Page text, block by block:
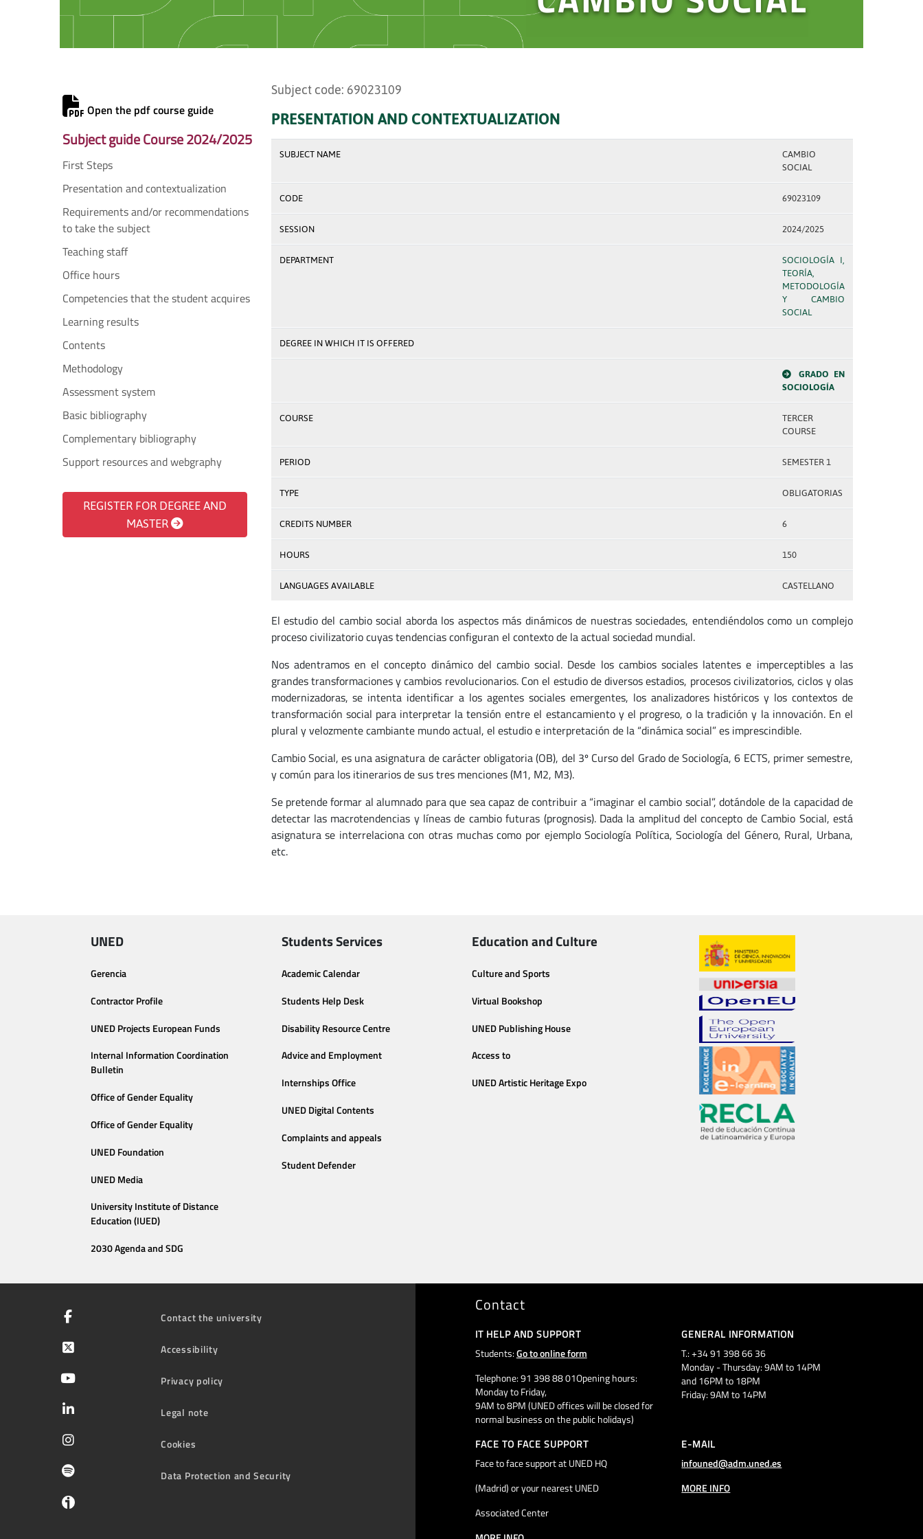
Open the pdf course guide
Subject guide Course 2024/2025
First Steps
Presentation and contextualization
Requirements and/or recommendations
to take the subject
Teaching staff
Office hours
Competencies that the student acquires
Learning results
Contents
Methodology
Assessment system
Basic bibliography
Complementary bibliography
Support resources and webgraphy
REGISTER FOR DEGREE AND
MASTER
Subject code: 69023109
PRESENTATION AND CONTEXTUALIZATION
SUBJECT NAME
CAMBIO
SOCIAL
CODE 69023109
SESSION 2024/2025
DEPARTMENT
SOCIOLOGÍA I,
TEORÍA,
METODOLOGÍA
Y CAMBIO
SOCIAL
DEGREE IN WHICH IT IS OFFERED
GRADO EN
SOCIOLOGÍA
COURSE
TERCER
COURSE
PERIOD SEMESTER 1
TYPE OBLIGATORIAS
CREDITS NUMBER 6
HOURS 150
LANGUAGES AVAILABLE CASTELLANO
El estudio del cambio social aborda los aspectos más dinámicos de nuestras sociedades, entendiéndolos como un complejo
proceso civilizatorio cuyas tendencias configuran el contexto de la actual sociedad mundial.
Nos adentramos en el concepto dinámico del cambio social. Desde los cambios sociales latentes e imperceptibles a las
grandes transformaciones y cambios revolucionarios. Con el estudio de diversos estadios, procesos civilizatorios, ciclos y olas
modernizadoras, se intenta identificar a los agentes sociales emergentes, los analizadores históricos y los contextos de
transformación social para interpretar la tensión entre el estancamiento y el progreso, o la tradición y la innovación. En el
plural y velozmente cambiante mundo actual, el estudio e interpretación de la “dinámica social” es imprescindible.
Cambio Social, es una asignatura de carácter obligatoria (OB), del 3º Curso del Grado de Sociología, 6 ECTS, primer semestre,
y común para los itinerarios de sus tres menciones (M1, M2, M3).
Se pretende formar al alumnado para que sea capaz de contribuir a “imaginar el cambio social”, dotándole de la capacidad de
detectar las macrotendencias y líneas de cambio futuras (prognosis). Dada la amplitud del concepto de Cambio Social, está
asignatura se interrelaciona con otras muchas como por ejemplo Sociología Política, Sociología del Género, Rural, Urbana,
etc.
UNED
Gerencia
Contractor Profile
UNED Projects European Funds
Internal Information Coordination
Bulletin
Office of Gender Equality
Office of Gender Equality
UNED Foundation
UNED Media
University Institute of Distance
Education (IUED)
2030 Agenda and SDG
Students Services
Academic Calendar
Students Help Desk
Disability Resource Centre
Advice and Employment
Internships Office
UNED Digital Contents
Complaints and appeals
Student Defender
Education and Culture
Culture and Sports
Virtual Bookshop
UNED Publishing House
Access to
UNED Artistic Heritage Expo
Contact the university
Accessibility
Privacy policy
Legal note
Cookies
Data Protection and Security
Contact
IT HELP AND SUPPORT
Students:Go to online form
Telephone: 91 398 88 01Opening hours:
Monday to Friday,
9AM to 8PM (UNED offices will be closed for
normal business on the public holidays)
GENERAL INFORMATION
T.: +34 91 398 66 36
Monday - Thursday: 9AM to 14PM
and 16PM to 18PM
Friday: 9AM to 14PM
FACE TO FACE SUPPORT
Face to face support at UNED HQ
(Madrid) or your nearest UNED
Associated Center
E-MAIL
infouned@adm.uned.es
MORE INFO